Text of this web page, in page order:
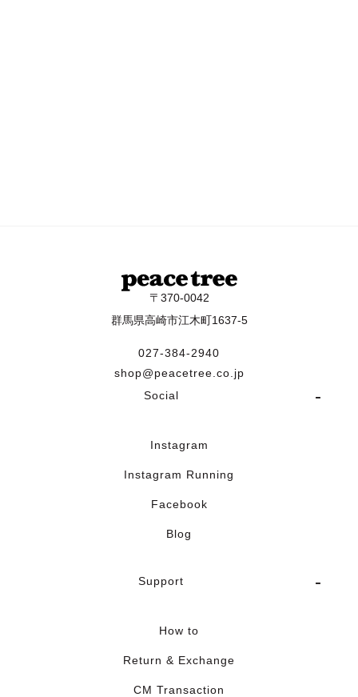
〒370-0042
群馬県高崎市江木町1637-5
027-384-2940
shop@peacetree.co.jp
Social
Instagram
Instagram Running
Facebook
Blog
Support
How to
Return & Exchange
CM Transaction